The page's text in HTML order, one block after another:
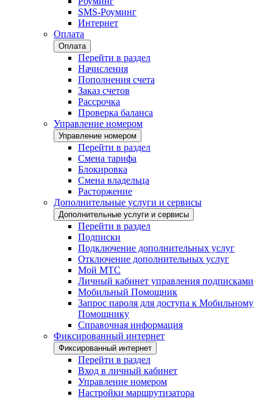
SMS-Роуминг
Интернет
Оплата
Оплата
Перейти в раздел
Начисления
Пополнения счета
Заказ счетов
Рассрочка
Проверка баланса
Управление номером
Управление номером
Перейти в раздел
Смена тарифа
Блокировка
Смена владельца
Расторжение
Дополнительные услуги и сервисы
Дополнительные услуги и сервисы
Перейти в раздел
Подписки
Подключение дополнительных услуг
Отключение дополнительных услуг
Мой МТС
Личный кабинет управления подписками
Мобильный Помощник
Запрос пароля для доступа к Мобильному
Помощнику
Справочная информация
Фиксированный интернет
Фиксированный интернет
Перейти в раздел
Вход в личный кабинет
Управление номером
Настройки маршрутизатора